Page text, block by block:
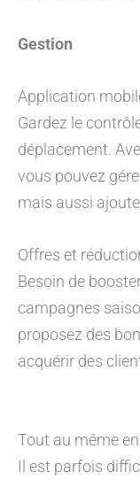
Gestion
Application
Gardez le
déplacement.
vous pouvez
mais aussi
Offres et
Besoin de
campagnes
proposez des
acquérir des
Tout au même
Il est parfois